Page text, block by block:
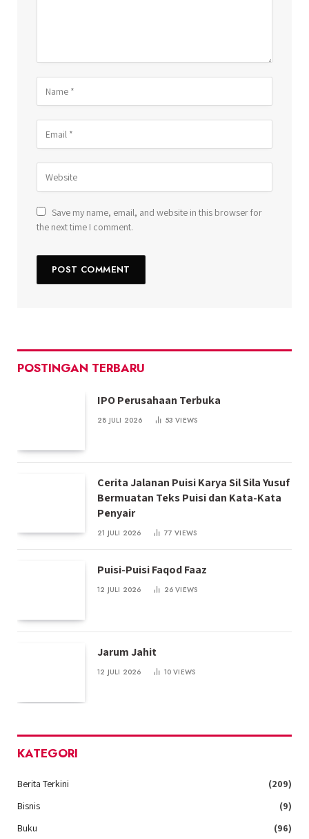
Save my name, email, and website in this browser for
the next time I comment.
POSTINGAN TERBARU
IPO Perusahaan Terbuka
28 JULI 2026 53VIEWS
Cerita Jalanan Puisi Karya Sil Sila Yusuf
Bermuatan Teks Puisi dan Kata-Kata
Penyair
21 JULI 2026 77VIEWS
Puisi-Puisi Faqod Faaz
12 JULI 2026 26VIEWS
Jarum Jahit
12 JULI 2026 10VIEWS
KATEGORI
Berita Terkini
(209)
Bisnis
(9)
Buku
(96)